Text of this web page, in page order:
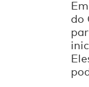
do